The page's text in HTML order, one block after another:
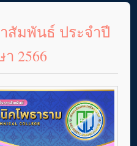
สัมพันธ์ ประจำปี
2566